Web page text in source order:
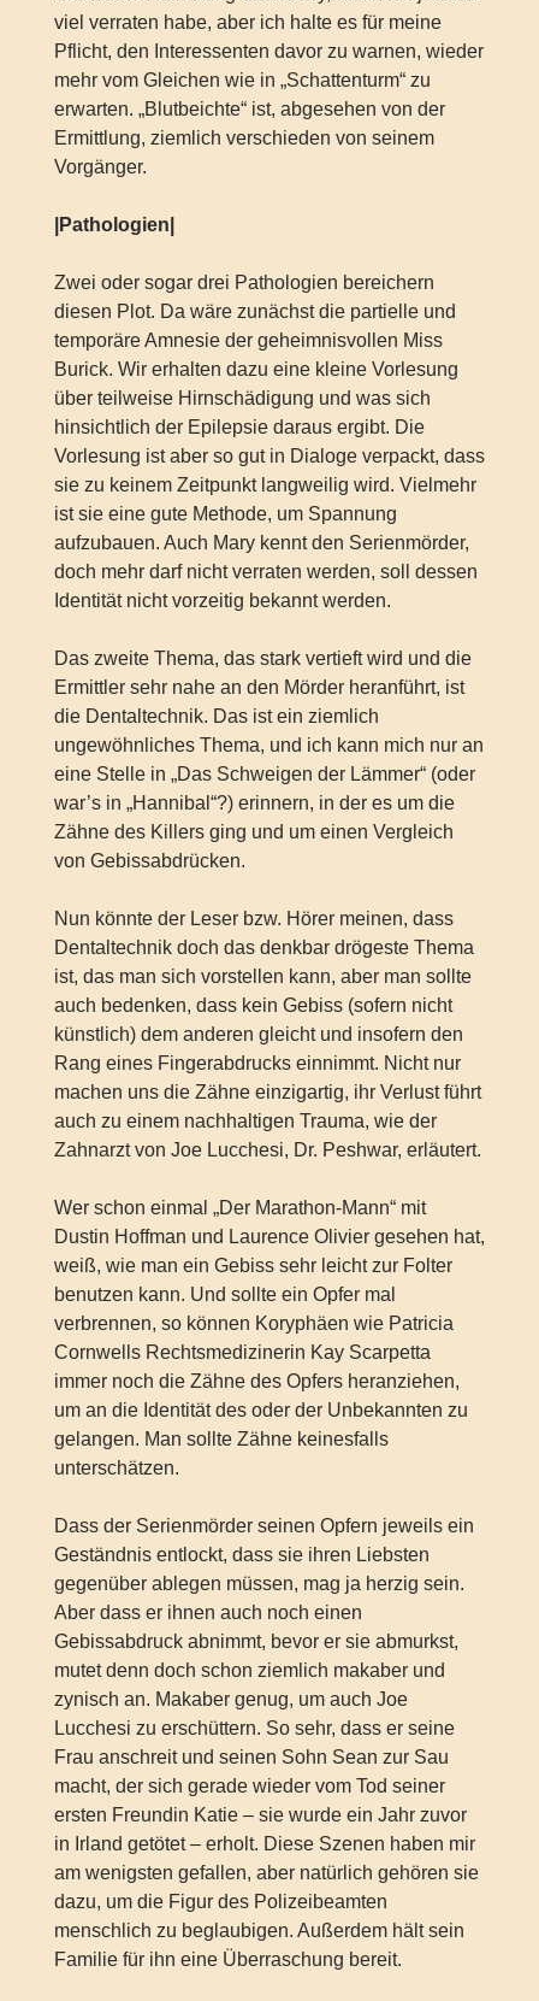
viel verraten habe, aber ich halte es für meine
Pflicht, den Interessenten davor zu warnen, wieder
mehr vom Gleichen wie in „Schattenturm“ zu
erwarten. „Blutbeichte“ ist, abgesehen von der
Ermittlung, ziemlich verschieden von seinem
Vorgänger.
|Pathologien|
Zwei oder sogar drei Pathologien bereichern
diesen Plot. Da wäre zunächst die partielle und
temporäre Amnesie der geheimnisvollen Miss
Burick. Wir erhalten dazu eine kleine Vorlesung
über teilweise Hirnschädigung und was sich
hinsichtlich der Epilepsie daraus ergibt. Die
Vorlesung ist aber so gut in Dialoge verpackt, dass
sie zu keinem Zeitpunkt langweilig wird. Vielmehr
ist sie eine gute Methode, um Spannung
aufzubauen. Auch Mary kennt den Serienmörder,
doch mehr darf nicht verraten werden, soll dessen
Identität nicht vorzeitig bekannt werden.
Das zweite Thema, das stark vertieft wird und die
Ermittler sehr nahe an den Mörder heranführt, ist
die Dentaltechnik. Das ist ein ziemlich
ungewöhnliches Thema, und ich kann mich nur an
eine Stelle in „Das Schweigen der Lämmer“ (oder
war’s in „Hannibal“?) erinnern, in der es um die
Zähne des Killers ging und um einen Vergleich
von Gebissabdrücken.
Nun könnte der Leser bzw. Hörer meinen, dass
Dentaltechnik doch das denkbar drögeste Thema
ist, das man sich vorstellen kann, aber man sollte
auch bedenken, dass kein Gebiss (sofern nicht
künstlich) dem anderen gleicht und insofern den
Rang eines Fingerabdrucks einnimmt. Nicht nur
machen uns die Zähne einzigartig, ihr Verlust führt
auch zu einem nachhaltigen Trauma, wie der
Zahnarzt von Joe Lucchesi, Dr. Peshwar, erläutert.
Wer schon einmal „Der Marathon-Mann“ mit
Dustin Hoffman und Laurence Olivier gesehen hat,
weiß, wie man ein Gebiss sehr leicht zur Folter
benutzen kann. Und sollte ein Opfer mal
verbrennen, so können Koryphäen wie Patricia
Cornwells Rechtsmedizinerin Kay Scarpetta
immer noch die Zähne des Opfers heranziehen,
um an die Identität des oder der Unbekannten zu
gelangen. Man sollte Zähne keinesfalls
unterschätzen.
Dass der Serienmörder seinen Opfern jeweils ein
Geständnis entlockt, dass sie ihren Liebsten
gegenüber ablegen müssen, mag ja herzig sein.
Aber dass er ihnen auch noch einen
Gebissabdruck abnimmt, bevor er sie abmurkst,
mutet denn doch schon ziemlich makaber und
zynisch an. Makaber genug, um auch Joe
Lucchesi zu erschüttern. So sehr, dass er seine
Frau anschreit und seinen Sohn Sean zur Sau
macht, der sich gerade wieder vom Tod seiner
ersten Freundin Katie – sie wurde ein Jahr zuvor
in Irland getötet – erholt. Diese Szenen haben mir
am wenigsten gefallen, aber natürlich gehören sie
dazu, um die Figur des Polizeibeamten
menschlich zu beglaubigen. Außerdem hält sein
Familie für ihn eine Überraschung bereit.